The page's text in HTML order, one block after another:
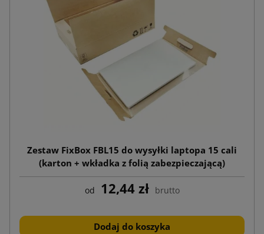
Zestaw FixBox FBL15 do wysyłki laptopa 15 cali
(karton + wkładka z folią zabezpieczającą)
od 12,44 zł brutto
Dodaj do koszyka